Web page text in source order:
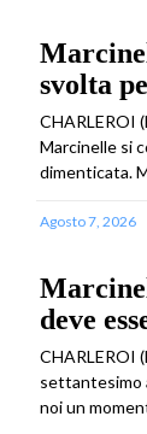
svolta
CHARLEROI
Marcinelle si
dimenticata.
Agosto 7, 2026
deve
CHARLEROI
settantesimo
noi un